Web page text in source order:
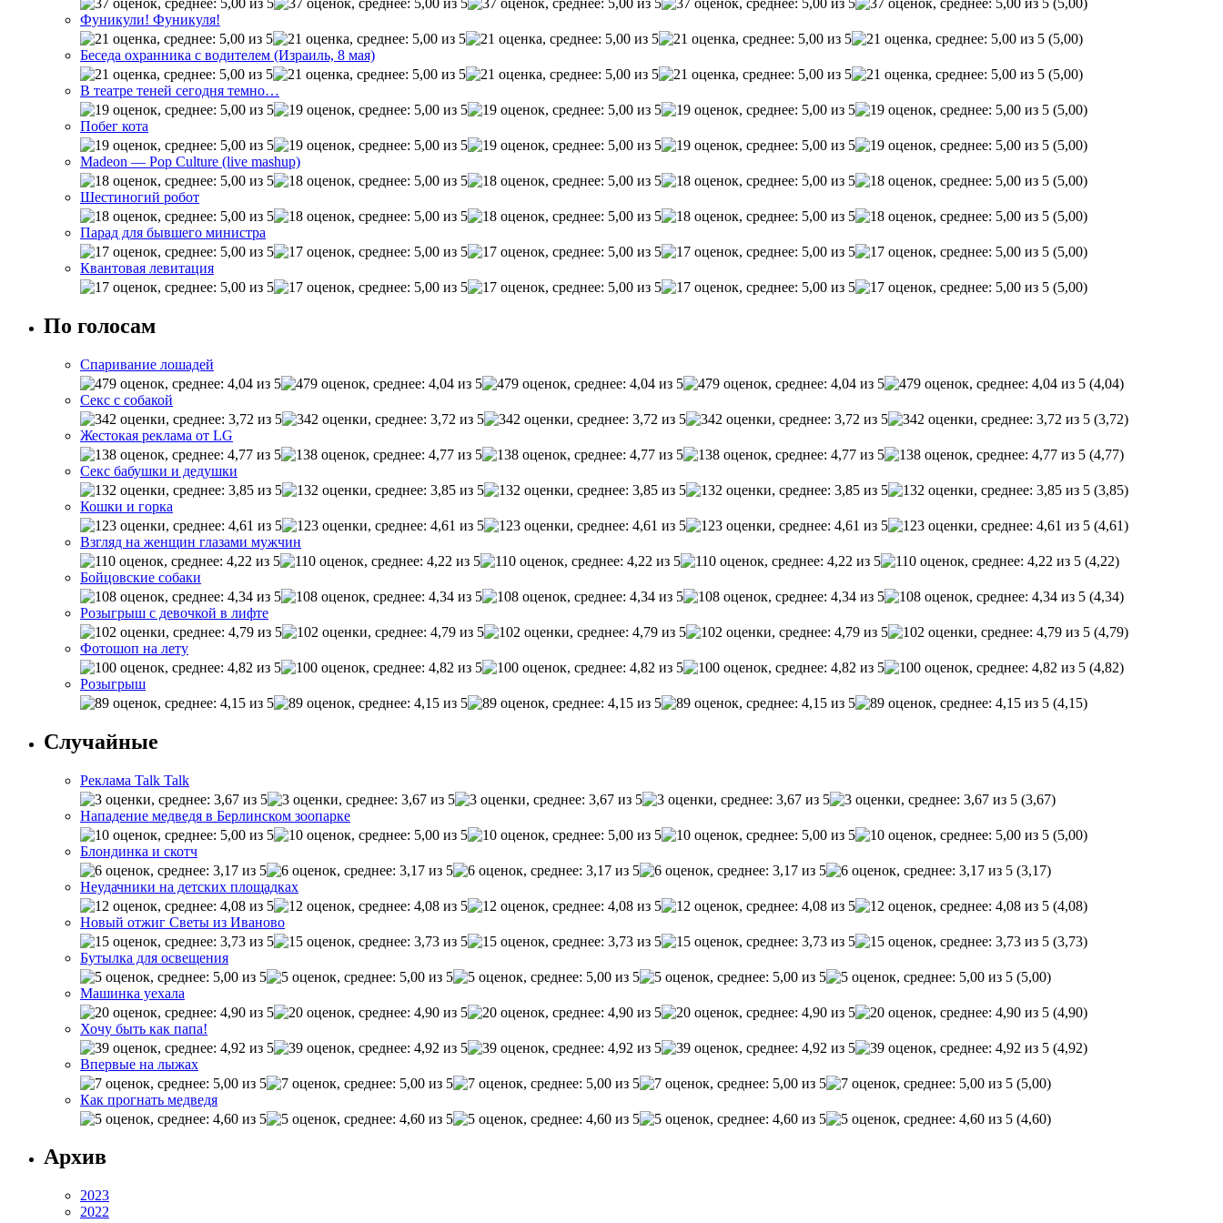
Фуникули! Фуникуля!
(5,00)
Беседа охранника с водителем (Израиль, 8 мая)
(5,00)
В театре теней сегодня темно…
(5,00)
Побег кота
(5,00)
Madeon — Pop Culture (live mashup)
(5,00)
Шестиногий робот
(5,00)
Парад для бывшего министра
(5,00)
Квантовая левитация
(5,00)
По голосам
Спаривание лошадей
(4,04)
Секс с собакой
(3,72)
Жестокая реклама от LG
(4,77)
Секс бабушки и дедушки
(3,85)
Кошки и горка
(4,61)
Взгляд на женщин глазами мужчин
(4,22)
Бойцовские собаки
(4,34)
Розыгрыш с девочкой в лифте
(4,79)
Фотошоп на лету
(4,82)
Розыгрыш
(4,15)
Случайные
Реклама Talk Talk
(3,67)
Нападение медведя в Берлинском зоопарке
(5,00)
Блондинка и скотч
(3,17)
Неудачники на детских площадках
(4,08)
Новый отжиг Светы из Иваново
(3,73)
Бутылка для освещения
(5,00)
Машинка уехала
(4,90)
Хочу быть как папа!
(4,92)
Впервые на лыжах
(5,00)
Как прогнать медведя
(4,60)
Архив
2023
2022